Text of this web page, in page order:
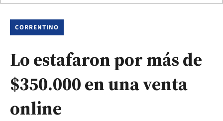
CORRENTINO
Lo estafaron por más de
$350.000 en una venta
online